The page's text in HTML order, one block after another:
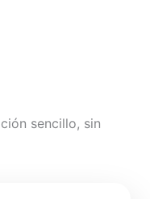
sencillo, sin